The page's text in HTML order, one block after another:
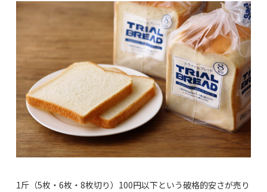
1斤（5枚・6枚・8枚切り）100円以下という破格的安さが売り